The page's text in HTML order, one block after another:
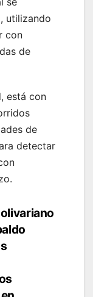
utilizando
con
de
está con
de
detectar